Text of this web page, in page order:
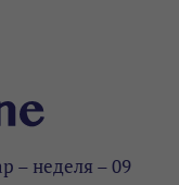
– неделя – 09